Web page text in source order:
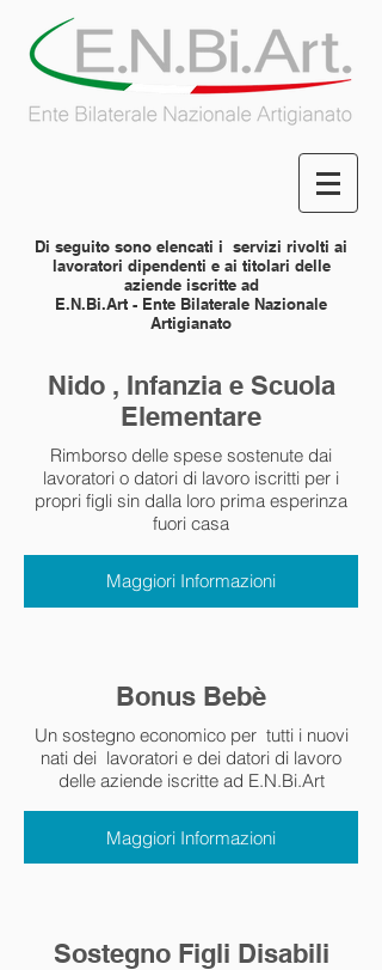
Nido , Infanzia e Scuola
Elementare
Rimborso delle spese sostenute dai
lavoratori o datori di lavoro iscritti per i
propri figli sin dalla loro prima esperinza
fuori casa
Maggiori Informazioni
Bonus Bebè
Un sostegno economico per tutti i nuovi
nati dei lavoratori e dei datori di lavoro
delle aziende iscritte ad E.N.Bi.Art
Maggiori Informazioni
Sostegno Figli Disabili
Di seguito sono elencati i servizi rivolti ai
lavoratori dipendenti e ai titolari delle
aziende iscritte ad
E.N.Bi.Art - Ente Bilaterale Nazionale
Artigianato